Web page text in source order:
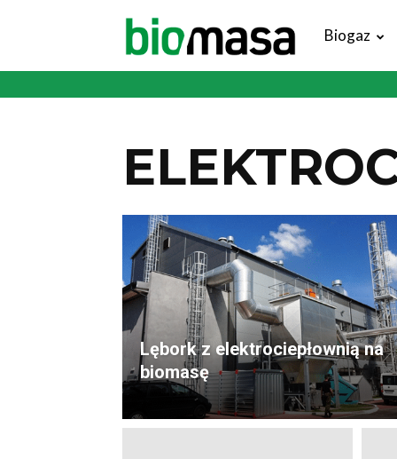
Magazyn
Biogaz
Lębork z elektrociepłownią na
biomasę